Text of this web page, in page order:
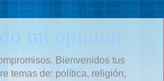
mi opinión
Bienvenidos tus
temas de: política, religión,